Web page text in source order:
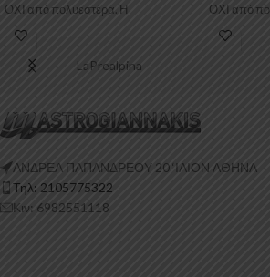
ΟΧΙ από πολυεστέρα. Η
Πολυουρεθάνη είναι
ΟΧΙ από
LaPrealpina
ΑΝΔΡΕΑ ΠΑΠΑΝΔΡΕΟΥ 20 ‘ΙΛΙΟΝ ΑΘΗΝΑ
Τηλ: 2105775322
Κιν: 6982551118